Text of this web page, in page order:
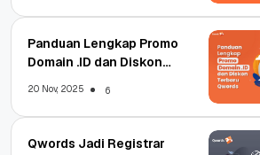
Panduan Lengkap Promo
Domain .ID dan Diskon
20 Nov, 2025 6
Qwords Jadi Registrar